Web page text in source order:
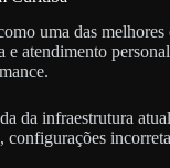
uma das melhores
atendimento
da infraestrutura
configurações